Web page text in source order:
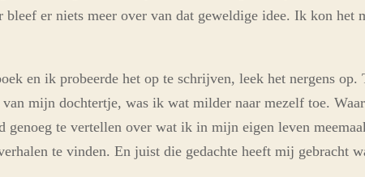
er niets meer over van dat geweldige idee. Ik kon het
en ik probeerde het op te schrijven, leek het nergens op.
mijn dochtertje, was ik wat milder naar mezelf toe.
genoeg te vertellen over wat ik in mijn eigen leven
te vinden. En juist die gedachte heeft mij gebracht